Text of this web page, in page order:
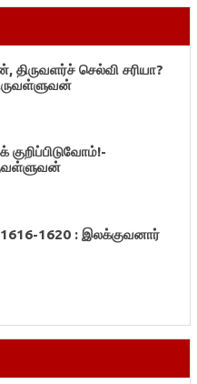
திருவளர்ச் செல்வி சரியா?
1620 : இலக்குவனார்